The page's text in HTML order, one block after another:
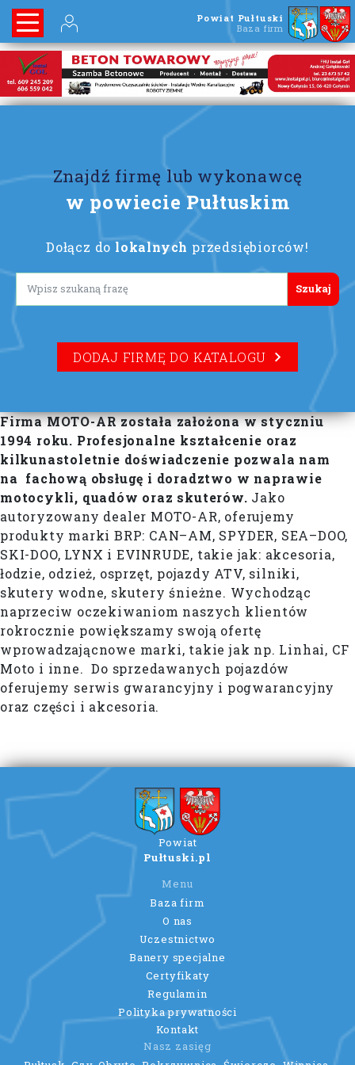
Powiat Pułtuski
Baza firm
Znajdź firmę lub wykonawcę
w powiecie Pułtuskim
Dołącz do lokalnych przedsiębiorców!
Lorem ipsum
DODAJ FIRMĘ DO KATALOGU
Firma MOTO-AR została założona w styczniu
1994 roku. Profesjonalne kształcenie oraz
kilkunastoletnie doświadczenie pozwala nam
na fachową obsługę i doradztwo w naprawie
motocykli, quadów oraz skuterów. Jako
autoryzowany dealer MOTO-AR, oferujemy
produkty marki BRP: CAN–AM, SPYDER, SEA–DOO,
SKI-DOO, LYNX i EVINRUDE, takie jak: akcesoria,
łodzie, odzież, osprzęt, pojazdy ATV, silniki,
skutery wodne, skutery śnieżne. Wychodząc
naprzeciw oczekiwaniom naszych klientów
rokrocznie powiększamy swoją ofertę
wprowadzającnowe marki, takie jak np. Linhai, CF
Moto i inne. Do sprzedawanych pojazdów
oferujemy serwis gwarancyjny i pogwarancyjny
oraz części i akcesoria.
Powiat
Pułtuski.pl
Menu
Baza firm
O nas
Uczestnictwo
Banery specjalne
Certyfikaty
Regulamin
Polityka prywatności
Kontakt
Nasz zasięg